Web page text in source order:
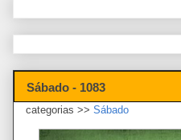
Sábado - 1083
categorias >> Sábado